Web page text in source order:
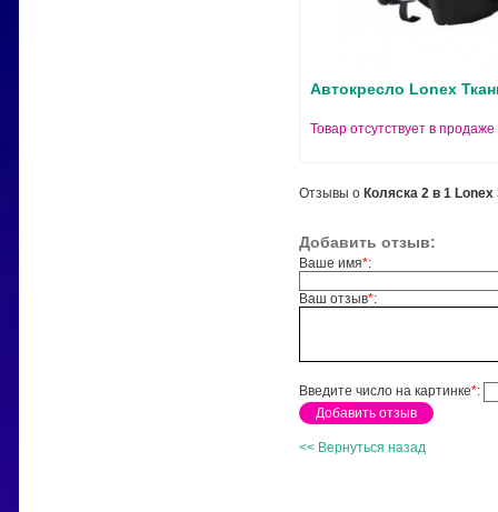
Автокресло Lonex
Товар отсутствует в продаже
Отзывы о Коляска 2 в 1
Добавить отзыв:
Ваше имя*:
Ваш отзыв*:
Введите число на картинке*:
<< Вернуться назад